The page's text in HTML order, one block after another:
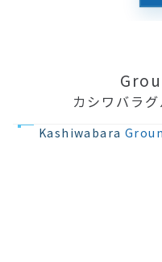
カシワバラ
Kashiwabara